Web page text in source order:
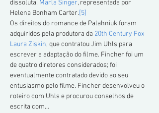
dissoluta, Marla Singer, representada por
Helena Bonham Carter.[5]
Os direitos do romance de Palahniuk foram
adquiridos pela produtora da 20th Century Fox
Laura Ziskin, que contratou Jim Uhls para
escrever a adaptação do filme. Fincher foi um
de quatro diretores considerados; foi
eventualmente contratado devido ao seu
entusiasmo pelo filme. Fincher desenvolveu o
roteiro com Uhls e procurou conselhos de
escrita com…